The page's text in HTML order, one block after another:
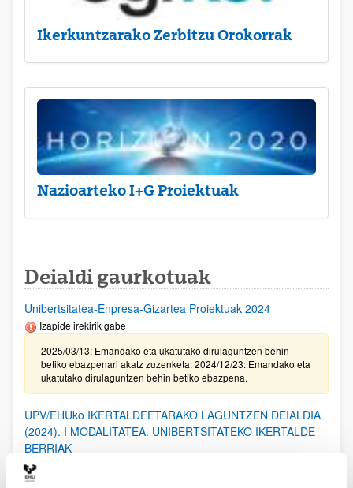
Ikerkuntzarako Zerbitzu Orokorrak
Nazioarteko I+G Proiektuak
Deialdi gaurkotuak
Unibertsitatea-Enpresa-Gizartea Proiektuak 2024
Izapide irekirik gabe
2025/03/13: Emandako eta ukatutako dirulaguntzen behin
betiko ebazpenari akatz zuzenketa. 2024/12/23: Emandako eta
ukatutako dirulaguntzen behin betiko ebazpena.
UPV/EHUko IKERTALDEETARAKO LAGUNTZEN DEIALDIA
(2024). I MODALITATEA. UNIBERTSITATEKO IKERTALDE
BERRIAK